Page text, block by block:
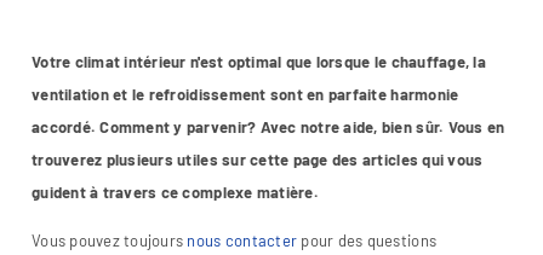
Votre climat intérieur n'est optimal que lorsque le chauffage, la
ventilation et le refroidissement sont en parfaite harmonie
accordé. Comment y parvenir? Avec notre aide, bien sûr. Vous en
trouverez plusieurs utiles sur cette page des articles qui vous
guident à travers ce complexe matière.
Vous pouvez toujours nous contacter pour des questions